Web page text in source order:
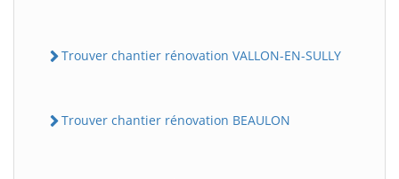
Trouver chantier rénovation VALLON-EN-SULLY
Trouver chantier rénovation BEAULON